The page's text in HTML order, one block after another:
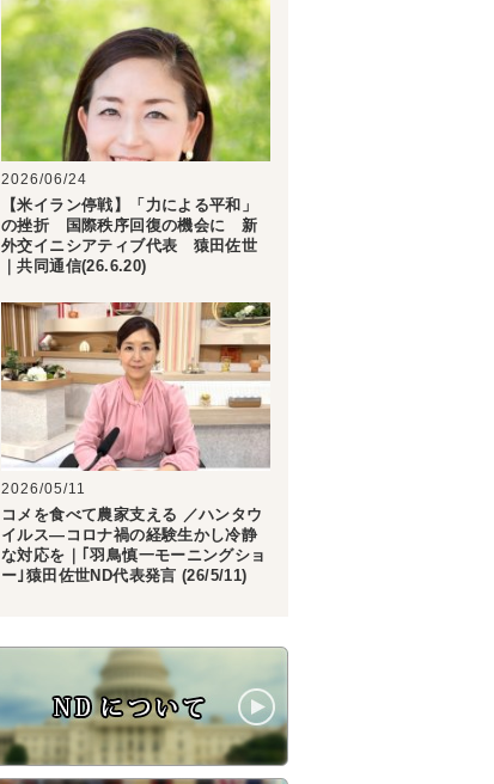
2026/06/24
【米イラン停戦】「力による平和」
の挫折 国際秩序回復の機会に 新
外交イニシアティブ代表 猿田佐世
｜共同通信(26.6.20)
2026/05/11
コメを食べて農家支える ／ハンタウ
イルス―コロナ禍の経験生かし冷静
な対応を｜｢羽鳥慎一モーニングショ
ー｣猿田佐世ND代表発言 (26/5/11)